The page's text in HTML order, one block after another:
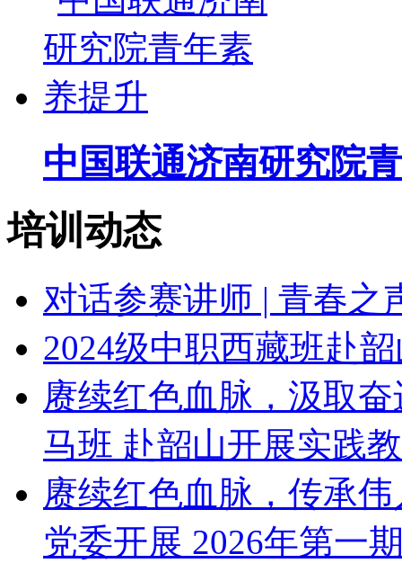
中国联通济南研究院
培训动态
对话参赛讲师 | 青春之
2024级中职西藏班赴
赓续红色血脉，汲取
马班 赴韶山开展实践
赓续红色血脉，传承
党委开展 2026年第一